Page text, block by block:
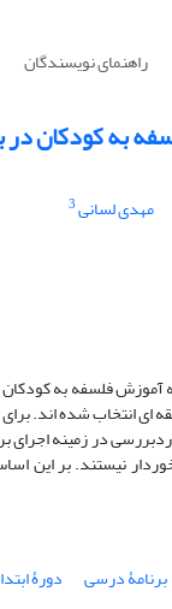
راهنمای نویسندگان
به کودکان در
مهدی لسانی3
فلسفه به کودکان
طبقه ای انتخاب شده
در زمینه
نیستند. بر
برنامۀ درسی دورۀ